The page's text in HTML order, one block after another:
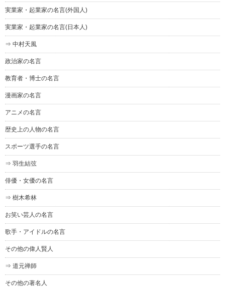
実業家・起業家の名言(外国人)
実業家・起業家の名言(日本人)
⇒ 中村天風
政治家の名言
教育者・博士の名言
漫画家の名言
アニメの名言
歴史上の人物の名言
スポーツ選手の名言
⇒ 羽生結弦
俳優・女優の名言
⇒ 樹木希林
お笑い芸人の名言
歌手・アイドルの名言
その他の偉人賢人
⇒ 道元禅師
その他の著名人